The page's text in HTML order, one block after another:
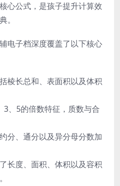
心公式，是孩子提升计算效
。
电子档深度覆盖了以下核心
棱长总和、表面积以及体积
3、5的倍数特征，质数与合
分、通分以及异分母分数加
长度、面积、体积以及容积